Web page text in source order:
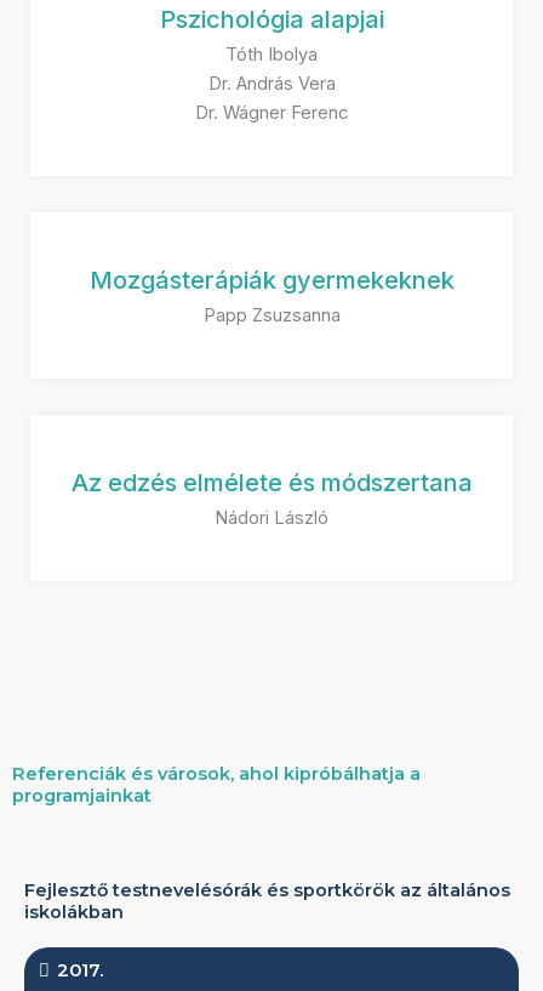
Pszichológia alapjai
Tóth Ibolya
Dr. András Vera
Dr. Wágner Ferenc
Mozgásterápiák gyermekeknek
Papp Zsuzsanna
Az edzés elmélete és módszertana
Nádori László
Referenciák és városok, ahol kipróbálhatja a
programjainkat
Fejlesztő testnevelésórák és sportkörök az általános
iskolákban
2017.